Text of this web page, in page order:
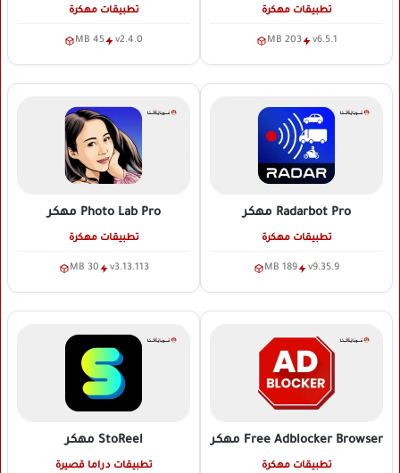
تطبيقات مهكرة
v6.5.1
203 MB
تطبيقات مهكرة
v2.4.0
45 MB
Radarbot Pro مهكر
تطبيقات مهكرة
v9.35.9
189 MB
Photo Lab Pro مهكر
تطبيقات مهكرة
v3.13.113
30 MB
Free Adblocker Browser مهكر
تطبيقات مهكرة
StoReel مهكر
تطبيقات دراما قصيرة